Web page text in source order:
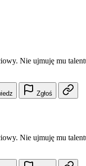
Nie ujmuję mu
Zgłoś
Nie ujmuję mu